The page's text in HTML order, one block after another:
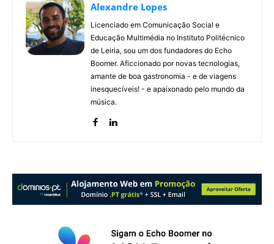
Alexandre Lopes
Licenciado em Comunicação Social e
Educação Multimédia no Instituto Politécnico
de Leiria, sou um dos fundadores do Echo
Boomer. Aficcionado por novas tecnologias,
amante de boa gastronomia - e de viagens
inesquecíveis! - e apaixonado pelo mundo da
música.